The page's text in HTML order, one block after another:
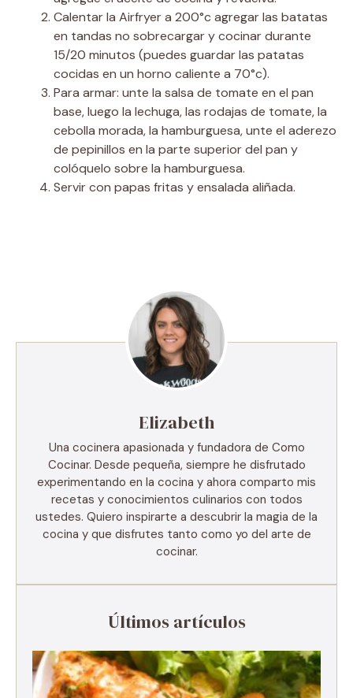
Calentar la Airfryer a 200°c agregar las batatas
en tandas no sobrecargar y cocinar durante
15/20 minutos (puedes guardar las patatas
cocidas en un horno caliente a 70°c).
Para armar: unte la salsa de tomate en el pan
base, luego la lechuga, las rodajas de tomate, la
cebolla morada, la hamburguesa, unte el aderezo
de pepinillos en la parte superior del pan y
colóquelo sobre la hamburguesa.
Servir con papas fritas y ensalada aliñada.
Elizabeth
Una cocinera apasionada y fundadora de Como
Cocinar. Desde pequeña, siempre he disfrutado
experimentando en la cocina y ahora comparto mis
recetas y conocimientos culinarios con todos
ustedes. Quiero inspirarte a descubrir la magia de la
cocina y que disfrutes tanto como yo del arte de
cocinar.
Últimos artículos